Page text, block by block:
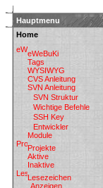
Hauptmenu
Home
eWeBuKi
Tags
WYSIWYG
CVS Anleitung
SVN Anleitung
SVN Struktur
Wichtige Befehle
SSH Key
Entwickler
Module
Projekte
Aktive
Inaktive
Lesezeichen
Anzeigen